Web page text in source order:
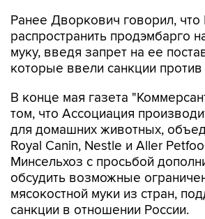
Ранее Дворкович говорил,
распространить продэмбарго
муку, введя запрет на ее
которые ввели санкции против
В конце мая газета
том, что Ассоциация
для домашних животных,
Royal Canin, Nestle и Aller
Минсельхоз с просьбой
обсудить возможные
мясокостной муки из стран,
санкции в отношении России.